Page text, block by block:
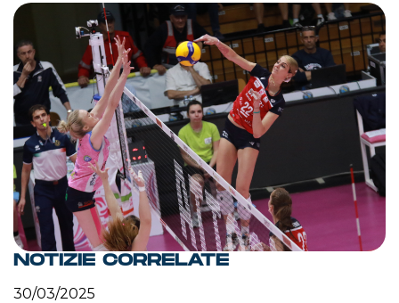
NOTIZIE CORRELATE
30/03/2025